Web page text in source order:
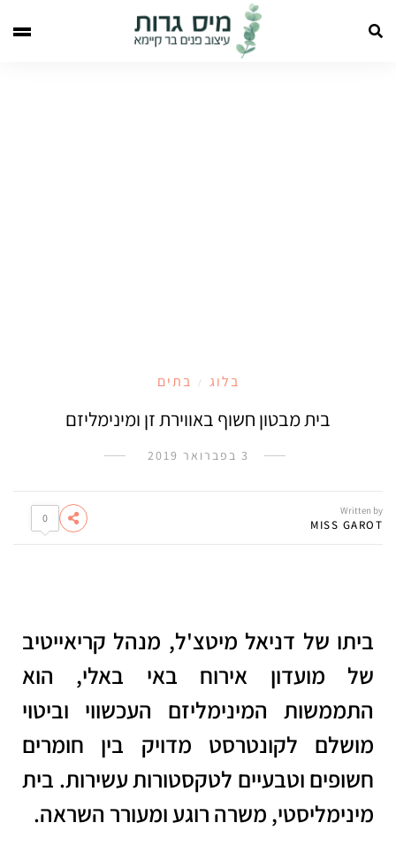
בלוג / בתים
בית מבטון חשוף באווירת זן ומינימליזם
3 בפברואר 2019
Written by
MISS GAROT
0
ביתו של דניאל מיטצ'ל, מנהל קריאייטיב
של מועדון אירוח באי באלי, הוא
התממשות המינימליזם העכשווי וביטוי
מושלם לקונטרסט מדויק בין חומרים
חשופים וטבעיים לטקסטורות עשירות. בית
מינימליסטי, משרה רוגע ומעורר השראה.